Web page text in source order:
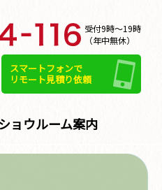
受付9時～19時
（年中無休）
スマートフォンで
リモート見積り依頼
ショウルーム案内